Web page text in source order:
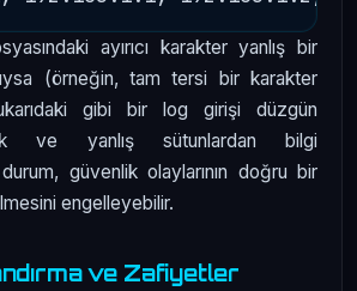
ayırıcı karakter yanlış bir
(örneğin, tam tersi bir karakter
gibi bir log girişi düzgün
ve yanlış sütunlardan bilgi
güvenlik olaylarının doğru bir
engelleyebilir.
ve Zafiyetler